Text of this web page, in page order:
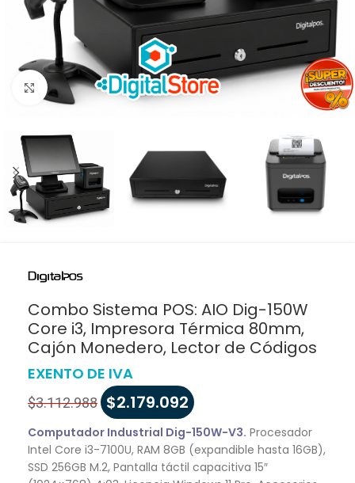
Haga clic para ampliar
Combo Sistema POS: AIO Dig-150W
Core i3, Impresora Térmica 80mm,
Cajón Monedero, Lector de Códigos
EXENTO DE IVA
$3.112.988 $2.179.092
Computador Industrial Dig-150W-V3. Procesador
Intel Core i3-7100U, RAM 8GB (expandible hasta 16GB),
SSD 256GB M.2, Pantalla táctil capacitiva 15″